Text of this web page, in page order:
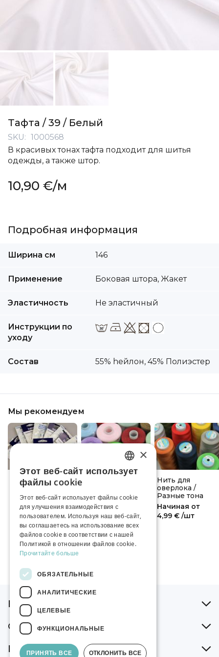
Tафта / 39 / Белый
SKU
1000568
В красивых тонах тафта подходит для шитья
одежды, а также штор.
10,90 €/м
началу
галереи
изображений
Подробная информация
информация
Ширина cм 146
Применение Боковая штора, Жакет
Эластичность Не эластичный
Инструкции по
уходу
Состав 55% hейлон, 45% Полиэстер
Мы рекомендуем
Машинные иглы
HABICO
Начиная от
4,29 € /пак
Начиная от
1,79 € /шт
Нить для
оверлока /
Разные тона
Начиная от
4,99 € /шт
В помощь при заказе
О нашей компании
Поддержка
ESTONIAN
×
Этот веб-сайт использует
файлы cookie
Этот веб-сайт использует файлы cookie
для улучшения взаимодействия с
пользователем. Используя наш веб-сайт,
вы соглашаетесь на использование всех
файлов cookie в соответствии с нашей
Политикой в ​​отношении файлов cookie.
Прочитайте больше
ОБЯЗАТЕЛЬНЫЕ
АНАЛИТИЧЕСКИЕ
ЦЕЛЕВЫЕ
ФУНКЦИОНАЛЬНЫЕ
ПРИНЯТЬ ВСЕ ОТКЛОНИТЬ ВСЕ